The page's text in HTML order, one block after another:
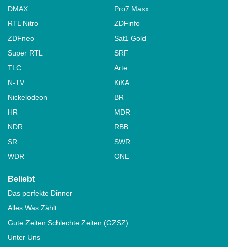
DMAX
Pro7 Maxx
RTL Nitro
ZDFinfo
ZDFneo
Sat1 Gold
Super RTL
SRF
TLC
Arte
N-TV
KiKA
Nickelodeon
BR
HR
MDR
NDR
RBB
SR
SWR
WDR
ONE
Beliebt
Das perfekte Dinner
Alles Was Zählt
Gute Zeiten Schlechte Zeiten (GZSZ)
Unter Uns